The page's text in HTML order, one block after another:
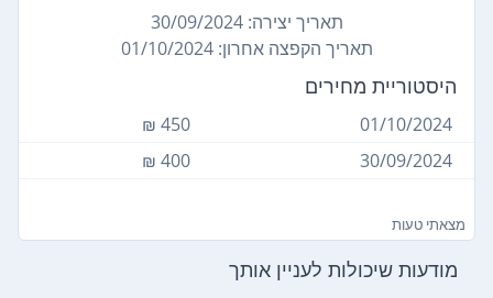
תאריך יצירה: 30/09/2024
תאריך הקפצה אחרון: 01/10/2024
היסטוריית מחירים
01/10/2024
450 ₪
30/09/2024
400 ₪
מצאתי טעות
מודעות שיכולות לעניין אותך